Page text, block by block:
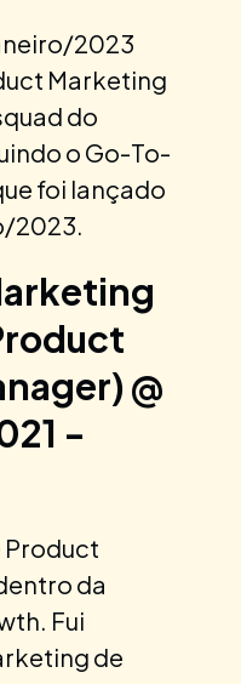
2023
Marketing
do
o Go-To-
foi lançado
2023.
@
-
Product
da
Fui
de